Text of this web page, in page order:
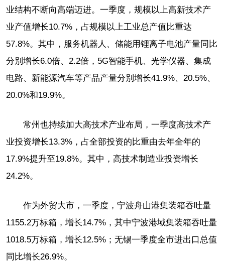
业结构不断向高端迈进。一季度，规模以上高新技术产
业产值增长10.7%，占规模以上工业总产值比重达
57.8%。其中，服务机器人、储能用锂离子电池产量同比
分别增长6.0倍、2.2倍，5G智能手机、光学仪器、集成
电路、新能源汽车等产品产量分别增长41.9%、20.5%、
20.0%和19.9%。
常州也持续加大高技术产业布局，一季度高技术产
业投资增长13.3%，占全部投资的比重由去年全年的
17.9%提升至19.8%。其中，高技术制造业投资增长
24.2%。
作为外贸大市，一季度，宁波舟山港集装箱吞吐量
1155.2万标箱，增长14.7%，其中宁波港域集装箱吞吐量
1018.5万标箱，增长12.5%；无锡一季度全市进出口总值
同比增长26.9%。